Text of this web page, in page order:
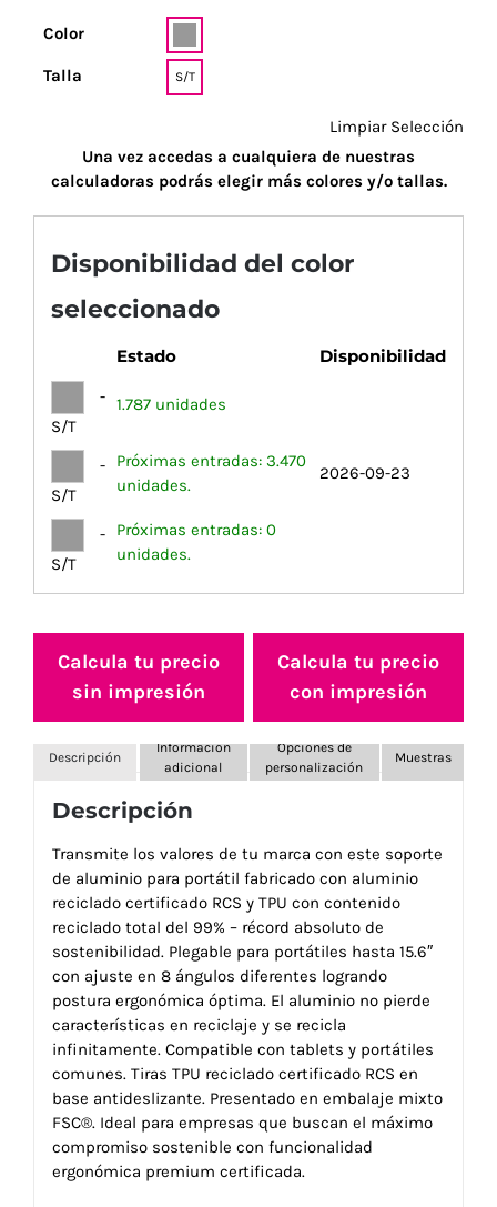
Color
Talla S/T
Limpiar Selección
Una vez accedas a cualquiera de nuestras
calculadoras podrás elegir más colores y/o tallas.
Disponibilidad del color
seleccionado
Estado Disponibilidad
-
S/T
1.787 unidades
-
S/T
Próximas entradas: 3.470
unidades.
2026-09-23
-
S/T
Próximas entradas: 0
unidades.
Calcula tu precio
sin impresión
Calcula tu precio
con impresión
Descripción
Información
adicional
Opciones de
personalización
Muestras
Descripción
Transmite los valores de tu marca con este soporte
de aluminio para portátil fabricado con aluminio
reciclado certificado RCS y TPU con contenido
reciclado total del 99% – récord absoluto de
sostenibilidad. Plegable para portátiles hasta 15.6″
con ajuste en 8 ángulos diferentes logrando
postura ergonómica óptima. El aluminio no pierde
características en reciclaje y se recicla
infinitamente. Compatible con tablets y portátiles
comunes. Tiras TPU reciclado certificado RCS en
base antideslizante. Presentado en embalaje mixto
FSC®. Ideal para empresas que buscan el máximo
compromiso sostenible con funcionalidad
ergonómica premium certificada.